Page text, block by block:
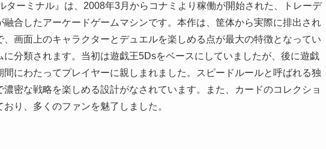
ターミナル』は、2008年3月からコナミより稼働が開始された、トレーデ
合したアーケードゲームマシンです。本作は、筐体から実際に排出され
画面上のキャラクターとデュエルを楽しめる点が最大の特徴となってい
分類されます。当初は遊戯王5Dsをベースにしていましたが、後に遊戯
にわたってプレイヤーに親しまれました。スピードルールと呼ばれる独
密な戦略を楽しめる設計がなされています。また、カードのコレクショ
り、多くのファンを魅了しました。